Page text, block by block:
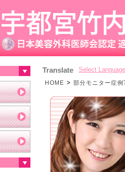
Translate Select Language
HOME > 部分モニター症例